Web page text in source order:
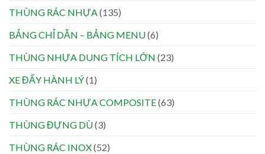
THÙNG RÁC NHỰA(135)
BẢNG CHỈ DẪN – BẢNG MENU(6)
THÙNG NHỰA DUNG TÍCH LỚN (23)
XE ĐẨY HÀNH LÝ(1)
THÙNG RÁC NHỰA COMPOSITE(63)
THÙNG ĐỰNG DÙ(3)
THÙNG RÁC INOX(52)